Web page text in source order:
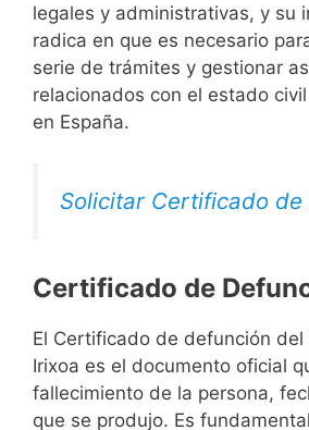
legales y administrativas, y su
radica en que es necesario
serie de trámites y gestionar
relacionados con el estado
en España.
Solicitar Certificado de
Certificado de
El Certificado de defunción del
Irixoa es el documento oficial
fallecimiento de la persona,
que se produjo. Es